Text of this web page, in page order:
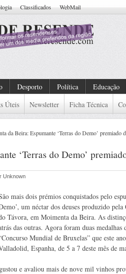
Classificados WebMail
Desporto Política Educação
Úteis Newsletter Ficha Técnica
da Beira: Espumante ‘Terras do Demo’ premiado
‘Terras do Demo’
Unknown
mais dois prémios conquistados pelo
um néctar dos deuses produzido
Távora, em Moimenta da Beira. As
das outras. Agora foram duas medalhas
Mundial de Bruxelas” que este
Espanha, de 5 a 7 deste mês de
e avaliou mais de nove mil vinhos